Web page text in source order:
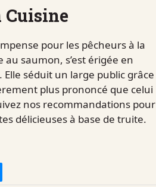
Cuisine
pour les pêcheurs à la
saumon, s’est érigée en
séduit un large public grâce
plus prononcé que celui
nos recommandations pour
délicieuses à base de truite.